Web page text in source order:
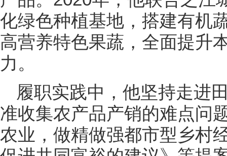
化绿色种植基地，搭建有机
高营养特色果蔬，全面提升
力。
履职实践中，他坚持走进
准收集农产品产销的难点问
农业，做精做强都市型乡村